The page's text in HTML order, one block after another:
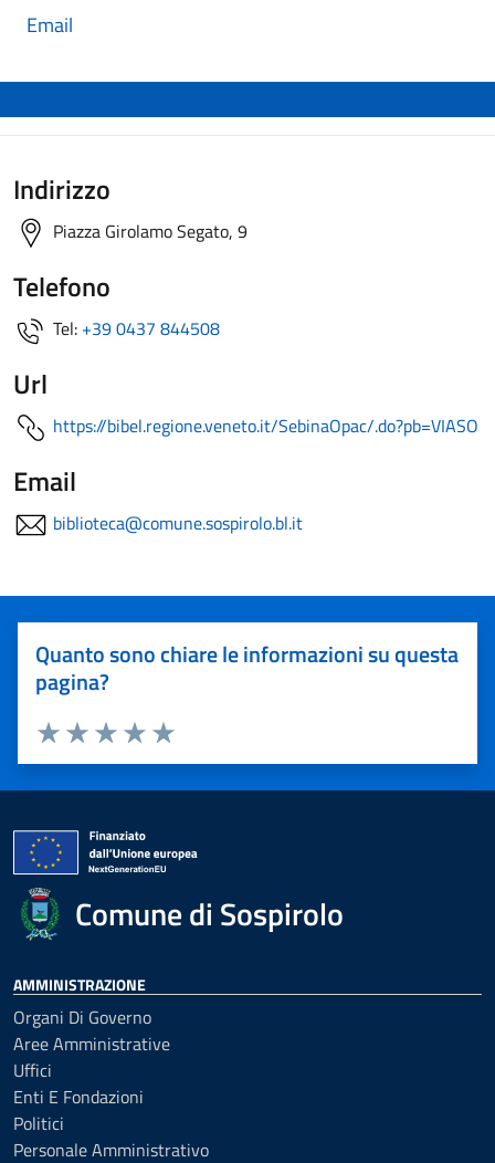
Email
Indirizzo
Piazza Girolamo Segato, 9
Telefono
Tel: +39 0437 844508
Url
https://bibel.regione.veneto.it/SebinaOpac/.do?pb=VIASO
Email
biblioteca@comune.sospirolo.bl.it
Quanto sono chiare le informazioni su questa
pagina?
Valuta 5 stelle su 5
Valuta 4 stelle su 5
Valuta 3 stelle su 5
Valuta 2 stelle su 5
Valuta 1 stelle su 5
Comune di Sospirolo
AMMINISTRAZIONE
Organi Di Governo
Aree Amministrative
Uffici
Enti E Fondazioni
Politici
Personale Amministrativo